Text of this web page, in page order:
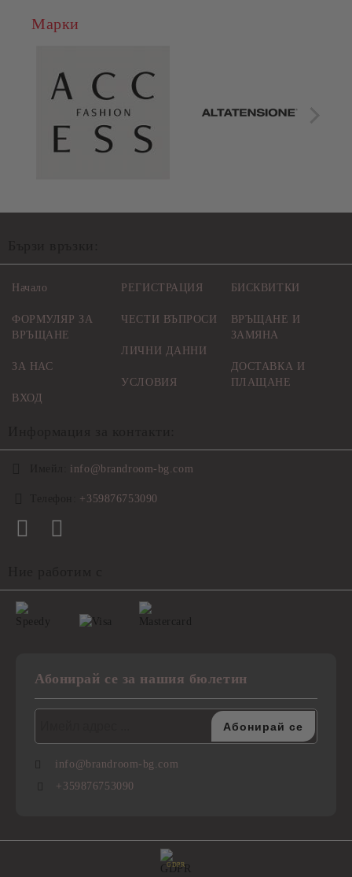
Марки
Начало
ФОРМУЛЯР ЗА
ВРЪЩАНЕ
ЗА НАС
ВХОД
РЕГИСТРАЦИЯ
ЧЕСТИ ВЪПРОСИ
ЛИЧНИ ДАННИ
УСЛОВИЯ
БИСКВИТКИ
ВРЪЩАНЕ И
ЗАМЯНА
ДОСТАВКА И
ПЛАЩАНЕ
info@brandroom-bg.com
+359876753090
Абонирай се за нашия бюлетин
info@brandroom-bg.com
+359876753090
GDPR